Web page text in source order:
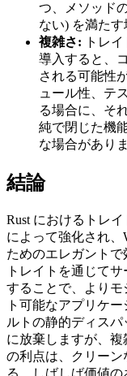
つ、メソッド
ない) を満たす
複雑さ: トレ
導入すると、
される可能性
ュール性、テ
る場合に、そ
純で閉じた機
な場合がありま
結論
Rust におけるトレ
によって強化され、
ためのエレガントで
トレイトを通じて
することで、より
ト可能なアプリケ
ルトの静的ディス
に放棄しますが、
の利点は、クリー
る、しばしば価値の